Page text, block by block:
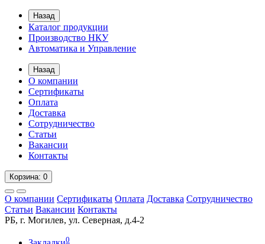
Назад
Каталог продукции
Производство НКУ
Автоматика и Управление
Назад
О компании
Сертификаты
Оплата
Доставка
Сотрудничество
Статьи
Вакансии
Контакты
Корзина: 0
О компании Сертификаты Оплата Доставка Сотрудничество
Статьи Вакансии Контакты
РБ, г. Могилев, ул. Северная, д.4-2
0